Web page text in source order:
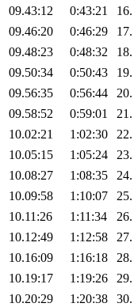
09.43:12
0:43:21 16.
09.46:20
0:46:29 17.
09.48:23
0:48:32 18.
09.50:34
0:50:43 19.
09.56:35
0:56:44 20.
09.58:52
0:59:01 21.
10.02:21
1:02:30 22.
10.05:15
1:05:24 23.
10.08:27
1:08:35 24.
10.09:58
1:10:07 25.
10.11:26
1:11:34 26.
10.12:49
1:12:58 27.
10.16:09
1:16:18 28.
10.19:17
1:19:26 29.
10.20:29
1:20:38 30.